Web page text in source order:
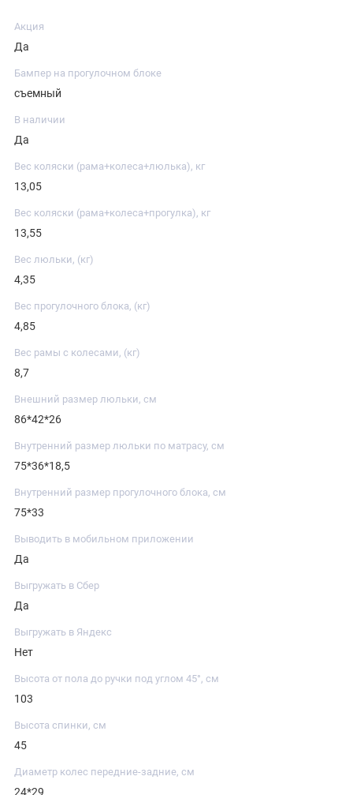
Акция
Да
Бампер на прогулочном блоке
съемный
В наличии
Да
Вес коляски (рама+колеса+люлька), кг
13,05
Вес коляски (рама+колеса+прогулка), кг
13,55
Вес люльки, (кг)
4,35
Вес прогулочного блока, (кг)
4,85
Вес рамы с колесами, (кг)
8,7
Внешний размер люльки, см
86*42*26
Внутренний размер люльки по матрасу, см
75*36*18,5
Внутренний размер прогулочного блока, см
75*33
Выводить в мобильном приложении
Да
Выгружать в Сбер
Да
Выгружать в Яндекс
Нет
Высота от пола до ручки под углом 45°, см
103
Высота спинки, см
45
Диаметр колес передние-задние, см
24*29